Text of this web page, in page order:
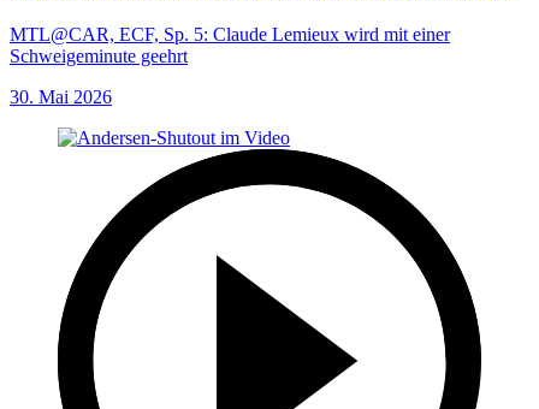
MTL@CAR, ECF, Sp. 5: Claude Lemieux wird mit einer
Schweigeminute geehrt
30. Mai 2026